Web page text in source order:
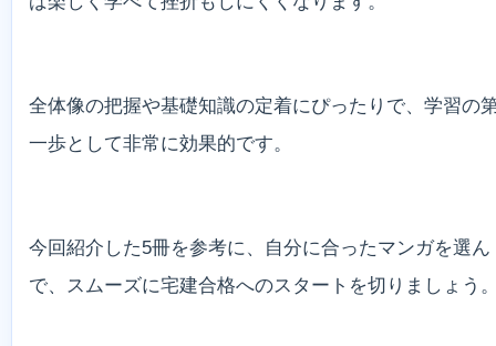
全体像の把握や基礎知識の定着にぴったりで、学習の
一歩として非常に効果的です。
今回紹介した5冊を参考に、自分に合ったマンガを選ん
で、スムーズに宅建合格へのスタートを切りましょう